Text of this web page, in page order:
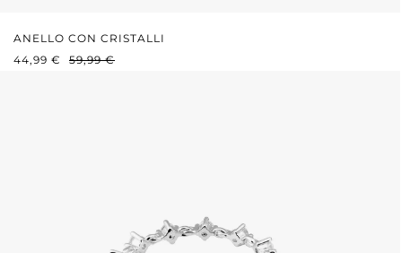
ANELLO CON CRISTALLI
PREZZO DI VENDITA:
44,99 € PREZZO NORMALE:
59,99 €